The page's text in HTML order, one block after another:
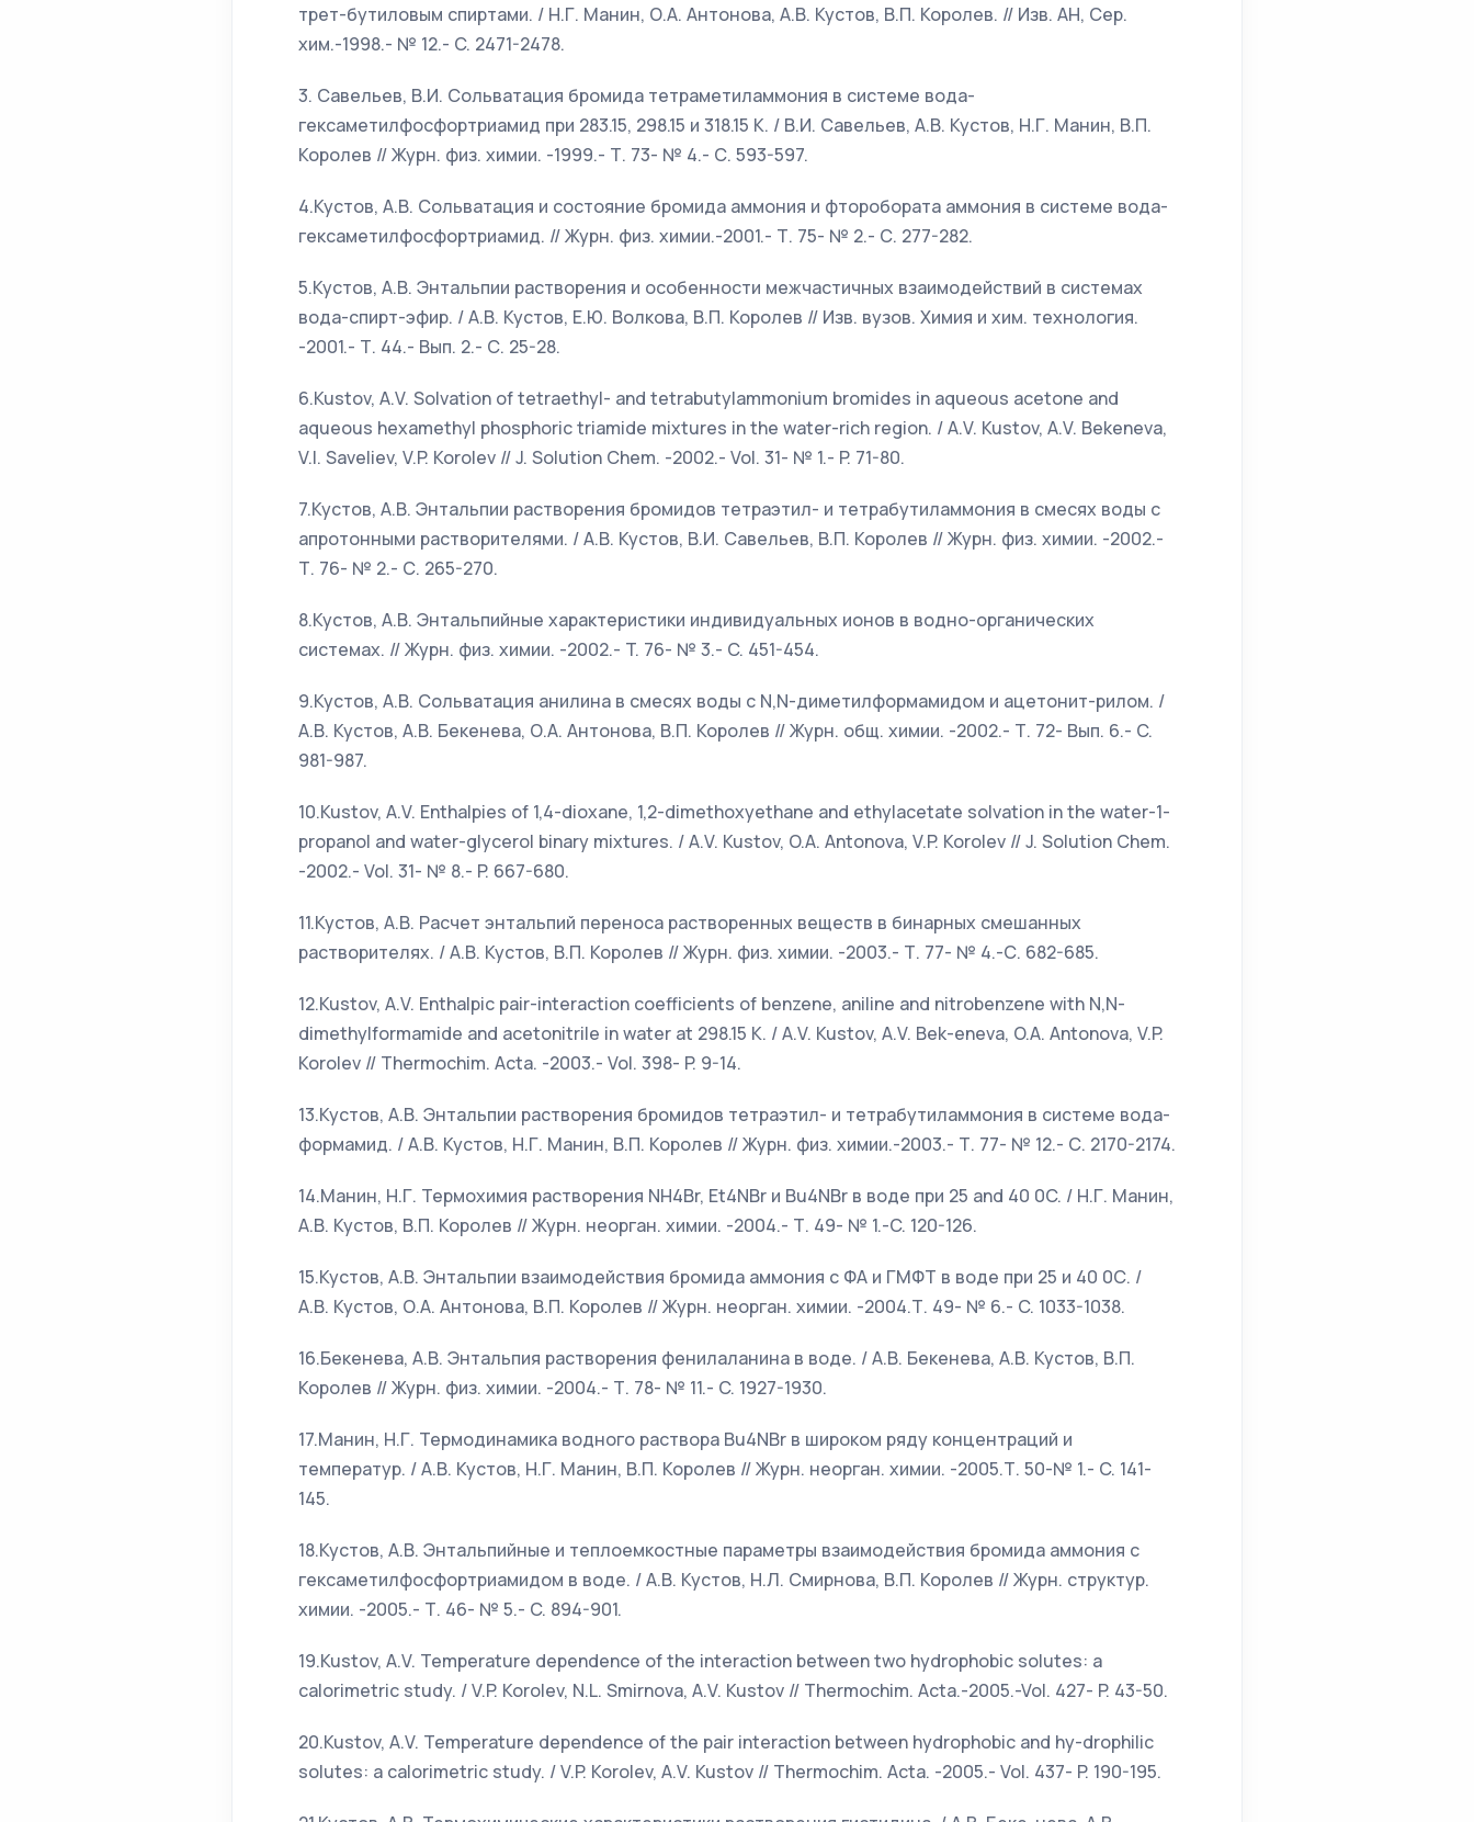
трет-бутиловым спиртами. / Н.Г. Манин, О.А. Антонова, А.В. Кустов, В.П. Королев. // Изв. АН, Сер.
хим.-1998.- № 12.- C. 2471-2478.
3. Савельев, В.И. Сольватация бромида тетраметиламмония в системе вода-
гексаметилфосфортриамид при 283.15, 298.15 и 318.15 К. / В.И. Савельев, А.В. Кустов, Н.Г. Манин, В.П.
Королев // Журн. физ. химии. -1999.- Т. 73- № 4.- С. 593-597.
4.Кустов, А.В. Сольватация и состояние бромида аммония и фторобората аммония в системе вода-
гексаметилфосфортриамид. // Журн. физ. химии.-2001.- Т. 75- № 2.- С. 277-282.
5.Кустов, А.В. Энтальпии растворения и особенности межчастичных взаимодействий в системах
вода-спирт-эфир. / А.В. Кустов, Е.Ю. Волкова, В.П. Королев // Изв. вузов. Химия и хим. технология.
-2001.- Т. 44.- Вып. 2.- С. 25-28.
6.Kustov, A.V. Solvation of tetraethyl- and tetrabutylammonium bromides in aqueous acetone and
aqueous hexamethyl phosphoric triamide mixtures in the water-rich region. / A.V. Kustov, A.V. Bekeneva,
V.I. Saveliev, V.P. Korolev // J. Solution Chem. -2002.- Vol. 31- № 1.- P. 71-80.
7.Кустов, А.В. Энтальпии растворения бромидов тетраэтил- и тетрабутиламмония в смесях воды с
апротонными растворителями. / А.В. Кустов, В.И. Савельев, В.П. Королев // Журн. физ. химии. -2002.-
Т. 76- № 2.- С. 265-270.
8.Кустов, А.В. Энтальпийные характеристики индивидуальных ионов в водно-органических
системах. // Журн. физ. химии. -2002.- T. 76- № 3.- C. 451-454.
9.Кустов, А.В. Сольватация анилина в смесях воды с N,N-диметилформамидом и ацетонит-рилом. /
А.В. Кустов, А.В. Бекенева, О.А. Антонова, В.П. Королев // Журн. общ. химии. -2002.- Т. 72- Вып. 6.- C.
981-987.
10.Kustov, A.V. Enthalpies of 1,4-dioxane, 1,2-dimethoxyethane and ethylacetate solvation in the water-1-
propanol and water-glycerol binary mixtures. / A.V. Kustov, O.A. Antonova, V.P. Korolev // J. Solution Chem.
-2002.- Vol. 31- № 8.- P. 667-680.
11.Кустов, А.В. Расчет энтальпий переноса растворенных веществ в бинарных смешанных
растворителях. / А.В. Кустов, В.П. Королев // Журн. физ. химии. -2003.- Т. 77- № 4.-С. 682-685.
12.Kustov, A.V. Enthalpic pair-interaction coefficients of benzene, aniline and nitrobenzene with N,N-
dimethylformamide and acetonitrile in water at 298.15 K. / A.V. Kustov, A.V. Bek-eneva, O.A. Antonova, V.P.
Korolev // Thermochim. Acta. -2003.- Vol. 398- P. 9-14.
13.Кустов, А.В. Энтальпии растворения бромидов тетраэтил- и тетрабутиламмония в системе вода-
формамид. / А.В. Кустов, Н.Г. Манин, В.П. Королев // Журн. физ. химии.-2003.- Т. 77- № 12.- С. 2170-2174.
14.Манин, Н.Г. Термохимия растворения NH4Br, Et4NBr и Bu4NBr в воде при 25 and 40 0C. / Н.Г. Манин,
А.В. Кустов, В.П. Королев // Журн. неорган. химии. -2004.- Т. 49- № 1.-C. 120-126.
15.Кустов, А.В. Энтальпии взаимодействия бромида аммония с ФА и ГМФТ в воде при 25 и 40 0С. /
А.В. Кустов, О.А. Антонова, В.П. Королев // Журн. неорган. химии. -2004.Т. 49- № 6.- C. 1033-1038.
16.Бекенева, А.В. Энтальпия растворения фенилаланина в воде. / А.В. Бекенева, А.В. Кустов, В.П.
Королев // Журн. физ. химии. -2004.- Т. 78- № 11.- C. 1927-1930.
17.Манин, Н.Г. Термодинамика водного раствора Bu4NBr в широком ряду концентраций и
температур. / А.В. Кустов, Н.Г. Манин, В.П. Королев // Журн. неорган. химии. -2005.Т. 50-№ 1.- C. 141-
145.
18.Кустов, А.В. Энтальпийные и теплоемкостные параметры взаимодействия бромида аммония с
гексаметилфосфортриамидом в воде. / А.В. Кустов, Н.Л. Смирнова, В.П. Королев // Журн. структур.
химии. -2005.- Т. 46- № 5.- C. 894-901.
19.Kustov, A.V. Temperature dependence of the interaction between two hydrophobic solutes: a
calorimetric study. / V.P. Korolev, N.L. Smirnova, A.V. Kustov // Thermochim. Acta.-2005.-Vol. 427- P. 43-50.
20.Kustov, A.V. Temperature dependence of the pair interaction between hydrophobic and hy-drophilic
solutes: a calorimetric study. / V.P. Korolev, A.V. Kustov // Thermochim. Acta. -2005.- Vol. 437- P. 190-195.